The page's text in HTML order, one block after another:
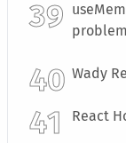
Wady
React